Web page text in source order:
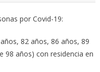
por Covid-19:
82 años, 86 años, 89
98 años) con residencia en